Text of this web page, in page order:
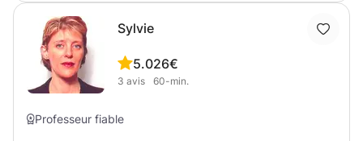
déterminera où nous commencerons et comment nous
procéderons tout au long du cours. Contactez moi
Sylvie
5.0
3 avis
26€
60-min.
Professeur fiable